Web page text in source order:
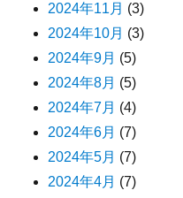
2024年11月 (3)
2024年10月 (3)
2024年9月 (5)
2024年8月 (5)
2024年7月 (4)
2024年6月 (7)
2024年5月 (7)
2024年4月 (7)